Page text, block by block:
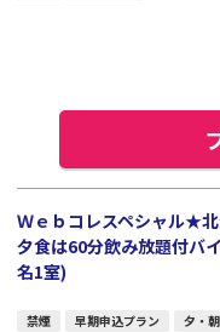
Ｗｅｂコレスペシャル★
夕食は60分飲み放題付バ
名1室)
禁煙 早期申込プラン 夕・